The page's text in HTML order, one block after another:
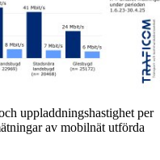
uppladdningshastighet per
av mobilnät utförda